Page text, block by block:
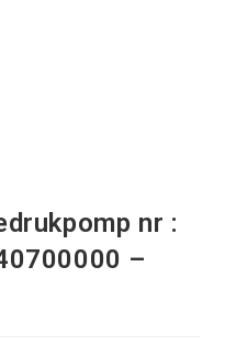
nr :
–